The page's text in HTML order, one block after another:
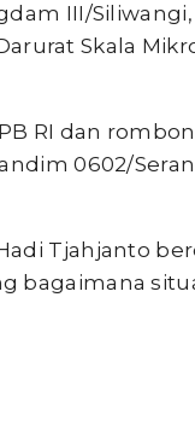
III/
Skala
RI dan
0602/
Tjahjanto
bagaimana